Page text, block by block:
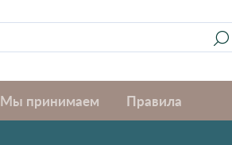
Мы принимаем Правила